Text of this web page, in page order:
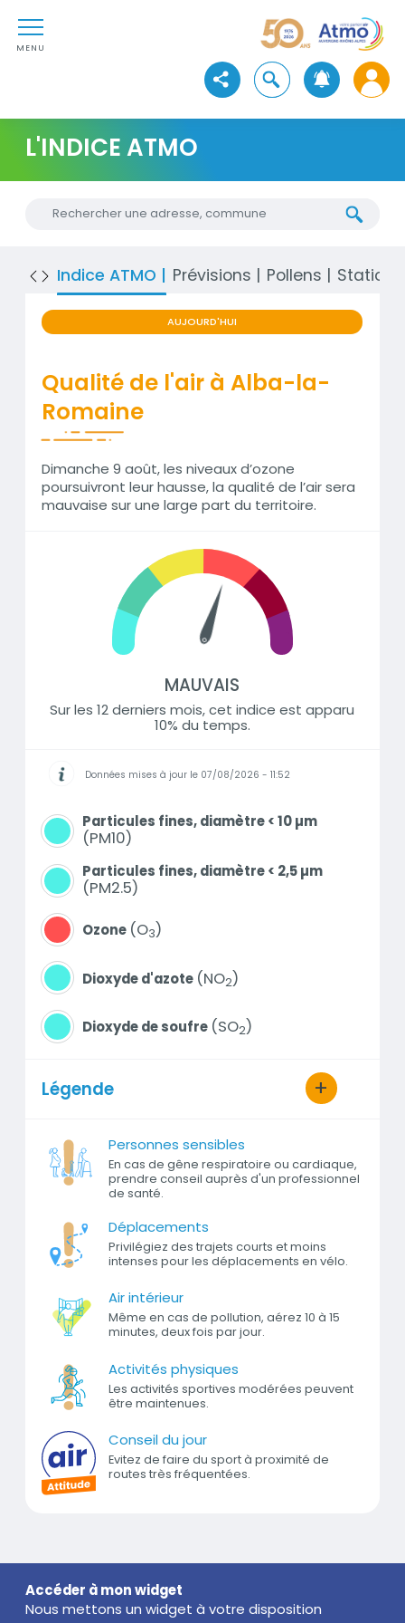
Aller au premier menu de navigation
Aller à la recherche
MENU
Atmo Auvergne-Rhône-
Voir les réseaux sociaux
Ouvrir la recherche
L'INDICE ATMO
Chercher une nouvelle adresse
Indice ATMO Prévisions Pollens
AUJOURD'HUI
Qualité de l'air à Alba-la-
Romaine
Dimanche 9 août, les niveaux d’ozone
poursuivront leur hausse, la qualité de l’air sera
mauvaise sur une large part du territoire.
MAUVAIS
Sur les 12 derniers mois, cet indice est apparu
10% du temps.
InformationsDonnées mises à jour le 07/08/2026 - 11:52
Particules fines, diamètre < 10 µm
PM10
Particules fines, diamètre < 2,5 µm
PM2.5
Ozone O3
Dioxyde d'azote NO2
Dioxyde de soufre SO2
Légende
Personnes sensibles
En cas de gêne respiratoire ou cardiaque,
prendre conseil auprès d'un professionnel
de santé.
Déplacements
Privilégiez des trajets courts et moins
intenses pour les déplacements en vélo.
Air intérieur
Même en cas de pollution, aérez 10 à 15
minutes, deux fois par jour.
Activités physiques
Les activités sportives modérées peuvent
être maintenues.
Conseil du jour
Evitez de faire du sport à proximité de
routes très fréquentées.
Titre
Accéder à mon widget
Texte
Nous mettons un widget à votre disposition